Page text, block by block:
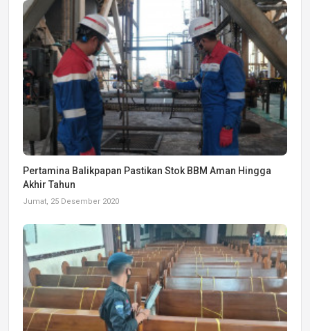
Pertamina Balikpapan Pastikan Stok BBM Aman Hingga
Akhir Tahun
Jumat, 25 Desember 2020